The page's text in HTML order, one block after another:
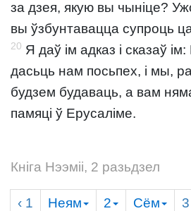
за дзея, якую вы чыніце?
вы ўзбунтавацца супроць
20 Я даў ім адказ і сказаў
дасьць нам посьпех, і мы,
будзем будаваць, а вам няма
памяці ў Ерусаліме.
Кніга Нээміі, 2 разьдзел
‹ 1 Неям 2 Сём 3